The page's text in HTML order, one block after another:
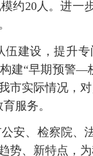
约20人。进一
伍建设，提升
建“早期预警—
市实际情况，
服务。
公安、检察院、
、新特点，